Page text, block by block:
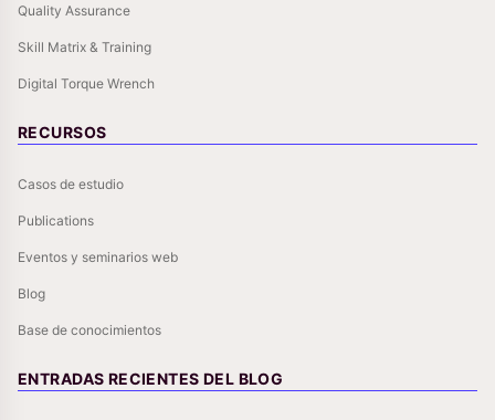
Quality Assurance
Skill Matrix & Training
Digital Torque Wrench
RECURSOS
Casos de estudio
Publications
Eventos y seminarios web
Blog
Base de conocimientos
ENTRADAS RECIENTES DEL BLOG